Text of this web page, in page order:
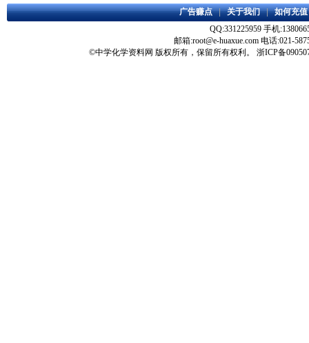
广告赚点|关于我们|如何充值
QQ:331225959 手机
邮箱:root@e-huaxue.com 电话:021-
©中学化学资料网 版权所有，保留所有权利。 浙ICP备